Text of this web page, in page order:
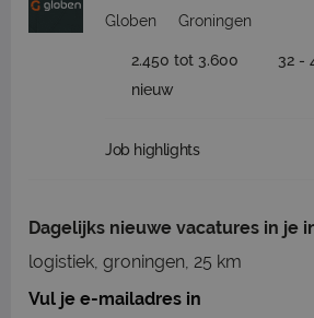
Globen Groningen
2.450 tot 3.600 32 -
nieuw
Job highlights
Dagelijks nieuwe vacatures in je
logistiek, groningen, 25 km
Vul je e-mailadres in